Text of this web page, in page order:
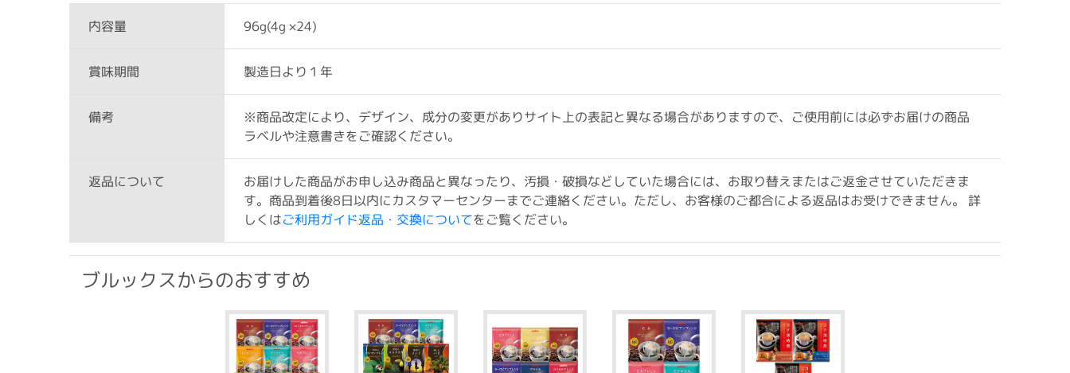
内容量 96g(4g ×24)
賞味期間 製造日より１年
備考 ※商品改定により、デザイン、成分の変更がありサイト上の表記と異なる場合がありますので、ご使用前には必ずお届けの商品
ラベルや注意書きをご確認ください。
返品について お届けした商品がお申し込み商品と異なったり、汚損・破損などしていた場合には、お取り替えまたはご返金させていただきま
す。商品到着後8日以内にカスタマーセンターまでご連絡ください。ただし、お客様のご都合による返品はお受けできません。 詳
しくはご利用ガイド返品・交換についてをご覧ください。
ブルックスからのおすすめ